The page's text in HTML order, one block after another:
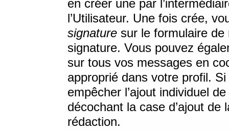
en créer une par
l’Utilisateur. Une fois crée,
signature sur le formulaire de
signature. Vous pouvez
sur tous vos messages en
approprié dans votre profil.
empêcher l’ajout individuel
décochant la case d’ajout
rédaction.